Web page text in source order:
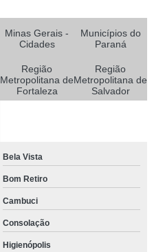
Minas Gerais -
Cidades
Municípios do
Paraná
Região
Metropolitana de
Fortaleza
Região
Metropolitana de
Salvador
Bela Vista
Bom Retiro
Cambuci
Consolação
Higienópolis